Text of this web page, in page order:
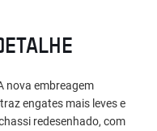
nova embreagem
engates mais leves e
redesenhado, com